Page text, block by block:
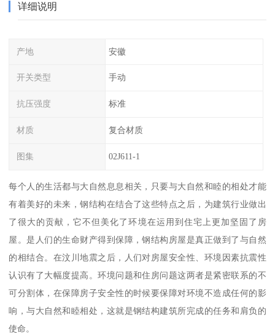
详细说明
产地 安徽
开关类型 手动
抗压强度 标准
材质 复合材质
图集 02J611-1
每个人的生活都与大自然息息相关，只要与大自然和睦的相处才能
有着美好的未来，钢结构在结合了这些特点之后，为建筑行业做出
了很大的贡献，它不但美化了环境在运用到住宅上更加坚固了房
屋。是人们的生命财产得到保障，钢结构房屋是真正做到了与自然
的相结合。在汶川地震之后，人们对房屋安全性、环境因素抗震性
认识有了大幅度提高。环境问题和住房问题这两者是紧密联系的不
可分割体，在保障房子安全性的时候要保障对环境不造成任何的影
响，与大自然和睦相处，这就是钢结构建筑所完成的任务和肩负的
使命。